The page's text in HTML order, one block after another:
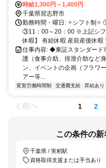
北口より 京成バス5番のりば（津03）乗
停下車 徒歩2分（約145ｍ）
時給1,300円～1,400円
千葉県習志野市
勤務時間・曜日: ✧シフト制
③11：00～20：00 ※上記シフ
休暇】 有給休暇 産前産後休暇
仕事内容: ◆東証スタンダー
護（食事介助、排泄介助など
ン、イベントの企画（フラワ
アー等...
変形労働時間制 交通費支給 昇給あり
前へ 1 2
この条件の
千葉県 / 実籾駅
資格取得支援または手当あり